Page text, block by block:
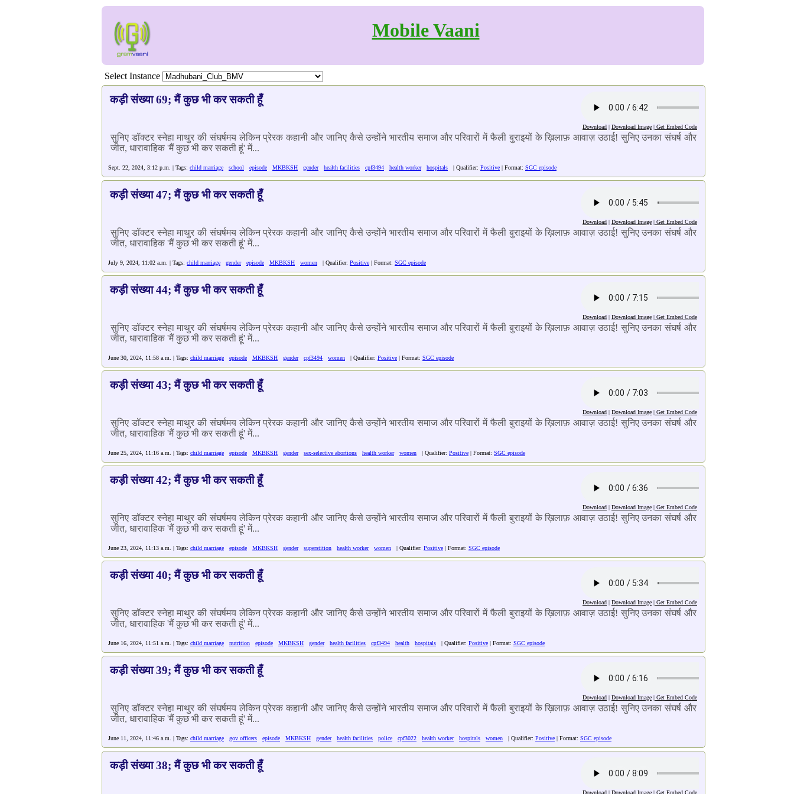
Mobile Vaani
Select Instance
कड़ी संख्या 69; मैं कुछ भी कर सकती हूँ
Download | Download Image | Get Embed Code
सुनिए डॉक्टर स्नेहा माथुर की संघर्षमय लेकिन प्रेरक कहानी और जानिए कैसे उन्होंने भारतीय समाज और परिवारों में फैली बुराइयों के ख़िलाफ़ आवाज़ उठाई! सुनिए उनका संघर्ष और
जीत, धारावाहिक 'मैं कुछ भी कर सकती हूं' में...
Sept. 22, 2024, 3:12 p.m. | Tags: child marriage school episode MKBKSH gender health facilities cpf3494 health worker hospitals | Qualifier: Positive | Format: SGC episode
कड़ी संख्या 47; मैं कुछ भी कर सकती हूँ
Download | Download Image | Get Embed Code
सुनिए डॉक्टर स्नेहा माथुर की संघर्षमय लेकिन प्रेरक कहानी और जानिए कैसे उन्होंने भारतीय समाज और परिवारों में फैली बुराइयों के ख़िलाफ़ आवाज़ उठाई! सुनिए उनका संघर्ष और
जीत, धारावाहिक 'मैं कुछ भी कर सकती हूं' में...
July 9, 2024, 11:02 a.m. | Tags: child marriage gender episode MKBKSH women | Qualifier: Positive | Format: SGC episode
कड़ी संख्या 44; मैं कुछ भी कर सकती हूँ
Download | Download Image | Get Embed Code
सुनिए डॉक्टर स्नेहा माथुर की संघर्षमय लेकिन प्रेरक कहानी और जानिए कैसे उन्होंने भारतीय समाज और परिवारों में फैली बुराइयों के ख़िलाफ़ आवाज़ उठाई! सुनिए उनका संघर्ष और
जीत, धारावाहिक 'मैं कुछ भी कर सकती हूं' में...
June 30, 2024, 11:58 a.m. | Tags: child marriage episode MKBKSH gender cpf3494 women | Qualifier: Positive | Format: SGC episode
कड़ी संख्या 43; मैं कुछ भी कर सकती हूँ
Download | Download Image | Get Embed Code
सुनिए डॉक्टर स्नेहा माथुर की संघर्षमय लेकिन प्रेरक कहानी और जानिए कैसे उन्होंने भारतीय समाज और परिवारों में फैली बुराइयों के ख़िलाफ़ आवाज़ उठाई! सुनिए उनका संघर्ष और
जीत, धारावाहिक 'मैं कुछ भी कर सकती हूं' में...
June 25, 2024, 11:16 a.m. | Tags: child marriage episode MKBKSH gender sex-selective abortions health worker women | Qualifier: Positive | Format: SGC episode
कड़ी संख्या 42; मैं कुछ भी कर सकती हूँ
Download | Download Image | Get Embed Code
सुनिए डॉक्टर स्नेहा माथुर की संघर्षमय लेकिन प्रेरक कहानी और जानिए कैसे उन्होंने भारतीय समाज और परिवारों में फैली बुराइयों के ख़िलाफ़ आवाज़ उठाई! सुनिए उनका संघर्ष और
जीत, धारावाहिक 'मैं कुछ भी कर सकती हूं' में...
June 23, 2024, 11:13 a.m. | Tags: child marriage episode MKBKSH gender superstition health worker women | Qualifier: Positive | Format: SGC episode
कड़ी संख्या 40; मैं कुछ भी कर सकती हूँ
Download | Download Image | Get Embed Code
सुनिए डॉक्टर स्नेहा माथुर की संघर्षमय लेकिन प्रेरक कहानी और जानिए कैसे उन्होंने भारतीय समाज और परिवारों में फैली बुराइयों के ख़िलाफ़ आवाज़ उठाई! सुनिए उनका संघर्ष और
जीत, धारावाहिक 'मैं कुछ भी कर सकती हूं' में...
June 16, 2024, 11:51 a.m. | Tags: child marriage nutrition episode MKBKSH gender health facilities cpf3494 health hospitals | Qualifier: Positive | Format: SGC episode
कड़ी संख्या 39; मैं कुछ भी कर सकती हूँ
Download | Download Image | Get Embed Code
सुनिए डॉक्टर स्नेहा माथुर की संघर्षमय लेकिन प्रेरक कहानी और जानिए कैसे उन्होंने भारतीय समाज और परिवारों में फैली बुराइयों के ख़िलाफ़ आवाज़ उठाई! सुनिए उनका संघर्ष और
जीत, धारावाहिक 'मैं कुछ भी कर सकती हूं' में...
June 11, 2024, 11:46 a.m. | Tags: child marriage gov officers episode MKBKSH gender health facilities police cpf3022 health worker hospitals women | Qualifier: Positive | Format: SGC episode
कड़ी संख्या 38; मैं कुछ भी कर सकती हूँ
Download | Download Image | Get Embed Code